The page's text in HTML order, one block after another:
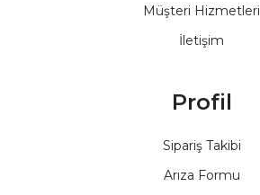
Müşteri Hizmetleri
İletişim
Profil
Sipariş Takibi
Arıza Formu